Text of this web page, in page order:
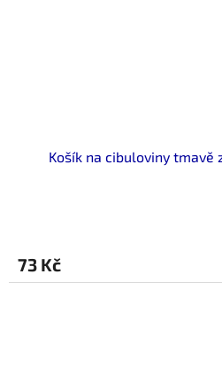
Košík na cibuloviny tmavě
73 Kč